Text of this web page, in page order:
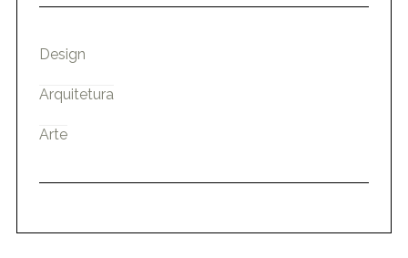
Design
Arquitetura
Arte